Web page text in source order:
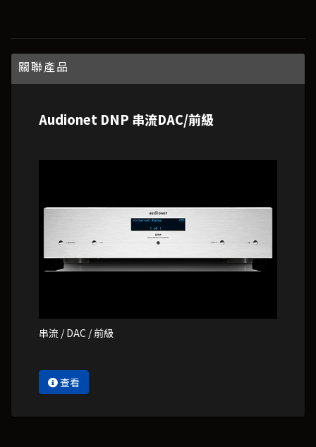
關聯產品
串流 / DAC / 前級
查看
Audionet DNP 串流DAC/前級